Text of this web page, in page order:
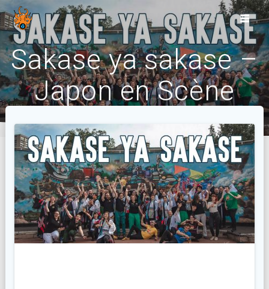
to
content
Sakase ya sakase –
Japon en Scène